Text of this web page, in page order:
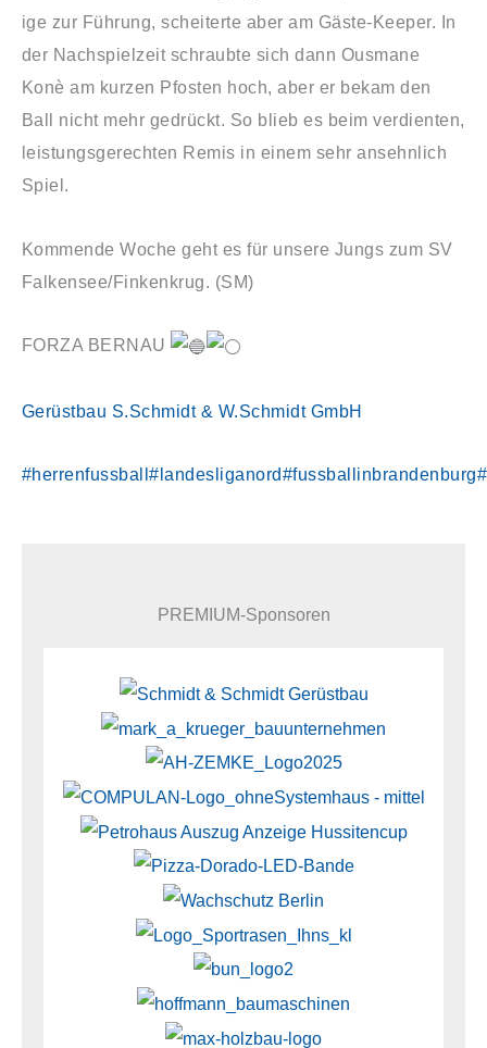
ige zur Führung, scheiterte aber am Gäste-Keeper. In
der Nachspielzeit schraubte sich dann Ousmane
Konè am kurzen Pfosten hoch, aber er bekam den
Ball nicht mehr gedrückt. So blieb es beim verdienten,
leistungsgerechten Remis in einem sehr ansehnlich
Spiel.
Kommende Woche geht es für unsere Jungs zum SV
Falkensee/Finkenkrug. (SM)
FORZA BERNAU
Gerüstbau S.Schmidt & W.Schmidt GmbH
#herrenfussball#landesliganord#fussballinbrandenburg
PREMIUM-Sponsoren